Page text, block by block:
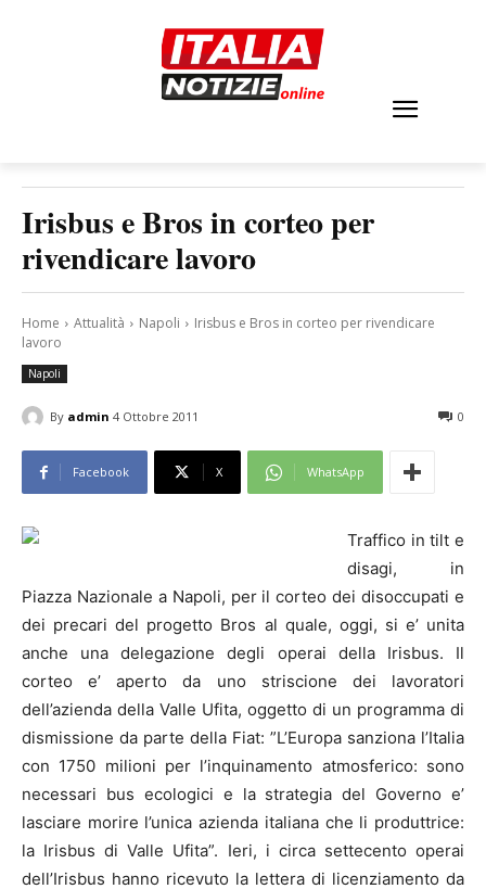
Irisbus e Bros in corteo per
rivendicare lavoro
Home Attualità Napoli
Irisbus e Bros in corteo per rivendicare
lavoro
Napoli
By admin 4 Ottobre 2011 0
Facebook X WhatsApp
Traffico in tilt e
disagi, in
Piazza Nazionale a Napoli, per il corteo dei disoccupati e
dei precari del progetto Bros al quale, oggi, si e’ unita
anche una delegazione degli operai della Irisbus. Il
corteo e’ aperto da uno striscione dei lavoratori
dell’azienda della Valle Ufita, oggetto di un programma di
dismissione da parte della Fiat: ”L’Europa sanziona l’Italia
con 1750 milioni per l’inquinamento atmosferico: sono
necessari bus ecologici e la strategia del Governo e’
lasciare morire l’unica azienda italiana che li produttrice:
la Irisbus di Valle Ufita”. Ieri, i circa settecento operai
dell’Irisbus hanno ricevuto la lettera di licenziamento da